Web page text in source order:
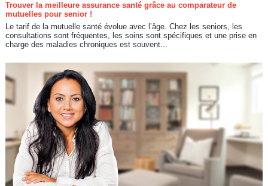
Trouver la meilleure assurance santé grâce au comparateur de
mutuelles pour senior !
Le tarif de la mutuelle santé évolue avec l’âge. Chez les seniors, les
consultations sont fréquentes, les soins sont spécifiques et une prise en
charge des maladies chroniques est souvent...